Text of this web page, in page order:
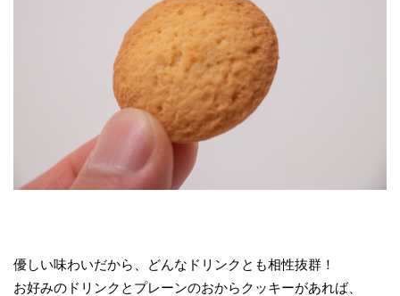
優しい味わいだから、どんなドリンクとも相性抜群！
お好みのドリンクとプレーンのおからクッキーがあれば、